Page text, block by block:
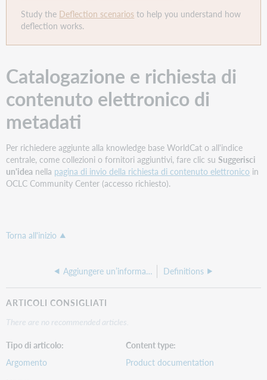
Study the Deflection scenarios to help you understand how
deflection works.
Catalogazione e richiesta di
contenuto elettronico di
metadati
Per richiedere aggiunte alla knowledge base WorldCat o all'indice
centrale, come collezioni o fornitori aggiuntivi, fare clic su Suggerisci
un'idea nella pagina di invio della richiesta di contenuto elettronico in
OCLC Community Center (accesso richiesto).
Torna all'inizio
Aggiungere un’informativa sulla privacy Definitions
ARTICOLI CONSIGLIATI
There are no recommended articles.
Tipo di articolo
Argomento
Content type
Product documentation